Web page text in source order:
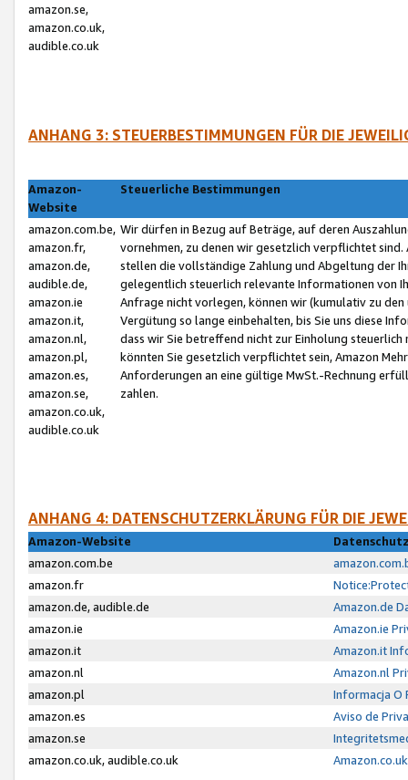
amazon.se,
amazon.co.uk,
audible.co.uk
ANHANG 3: STEUERBESTIMMUNGEN FÜR DIE
Amazon-
Website
Steuerliche Bestimmungen
amazon.com.be,
amazon.fr,
amazon.de,
audible.de,
amazon.ie
amazon.it,
amazon.nl,
amazon.pl,
amazon.es,
amazon.se,
amazon.co.uk,
audible.co.uk
Wir dürfen in Bezug auf Beträge, auf deren
vornehmen, zu denen wir gesetzlich verpflichtet
stellen die vollständige Zahlung und Abgeltung der
gelegentlich steuerlich relevante Informationen von
Anfrage nicht vorlegen, können wir (kumulativ zu
Vergütung so lange einbehalten, bis Sie uns diese
dass wir Sie betreffend nicht zur Einholung
könnten Sie gesetzlich verpflichtet sein, Amazon
Anforderungen an eine gültige MwSt.-Rechnung
zahlen.
ANHANG 4: DATENSCHUTZERKLÄRUNG FÜR DIE
Amazon-Website
amazon.com.be
amazon.fr
amazon.de, audible.de
Amazon.de
amazon.ie
Amazon.ie
amazon.it
Amazon.it
amazon.nl
Amazon.nl
amazon.pl
Informacja O
amazon.es
Aviso de
amazon.se
amazon.co.uk, audible.co.uk